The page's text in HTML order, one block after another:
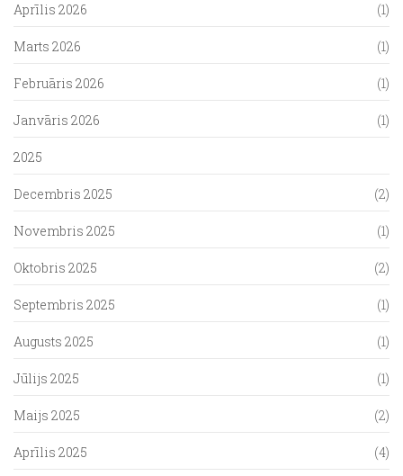
Aprīlis 2026 (1)
Marts 2026 (1)
Februāris 2026 (1)
Janvāris 2026 (1)
2025
Decembris 2025 (2)
Novembris 2025 (1)
Oktobris 2025 (2)
Septembris 2025 (1)
Augusts 2025 (1)
Jūlijs 2025 (1)
Maijs 2025 (2)
Aprīlis 2025 (4)